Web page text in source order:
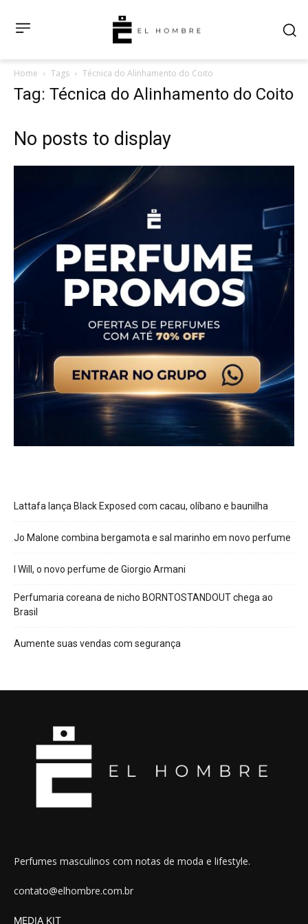
Home Tags Técnica do Alinhamento do Coito
Tag: Técnica do Alinhamento do Coito
No posts to display
Lattafa lança Black Exposed com cacau, olíbano e baunilha
Jo Malone combina bergamota e sal marinho em novo perfume
I Will, o novo perfume de Giorgio Armani
Perfumaria coreana de nicho BORNTOSTANDOUT chega ao
Brasil
Aumente suas vendas com segurança
Perfumes masculinos com notas de moda e lifestyle.
contato@elhombre.com.br
MEDIA KIT